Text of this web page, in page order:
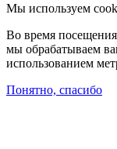
Мы используем
Во время посещения
мы обрабатываем
использованием
Понятно, спасибо